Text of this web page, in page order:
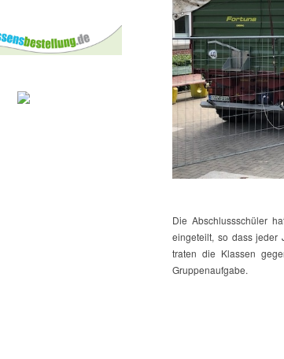
Die Abschlussschüler
eingeteilt, so dass jeder
traten die Klassen
Gruppenaufgabe.